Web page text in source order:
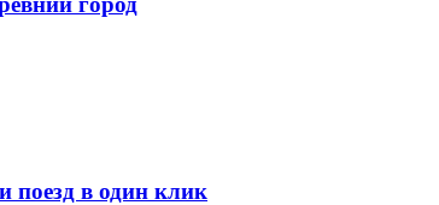
поезд в один клик